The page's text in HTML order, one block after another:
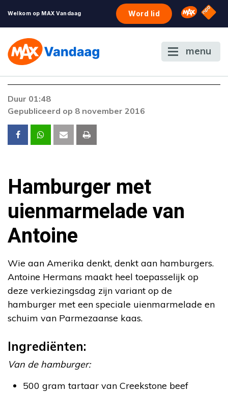
Welkom op MAX Vandaag Word lid Omroep
NPO
menu
Duur 01:48
Gepubliceerd op 8 november 2016
Hamburger met
uienmarmelade van
Antoine
Wie aan Amerika denkt, denkt aan hamburgers.
Antoine Hermans maakt heel toepasselijk op
deze verkiezingsdag zijn variant op de
hamburger met een speciale uienmarmelade en
schuim van Parmezaanse kaas.
Ingrediënten:
Van de hamburger:
500 gram tartaar van Creekstone beef